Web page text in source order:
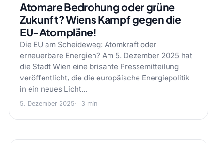
Atomare Bedrohung oder grüne
Zukunft? Wiens Kampf gegen die
EU-Atompläne!
Die EU am Scheideweg: Atomkraft oder
erneuerbare Energien? Am 5. Dezember 2025 hat
die Stadt Wien eine brisante Pressemitteilung
veröffentlicht, die die europäische Energiepolitik
in ein neues Licht…
5. Dezember 2025 3 min